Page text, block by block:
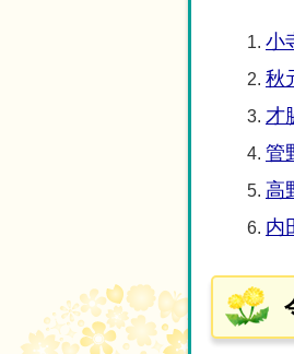
小
秋
才
管
高
内